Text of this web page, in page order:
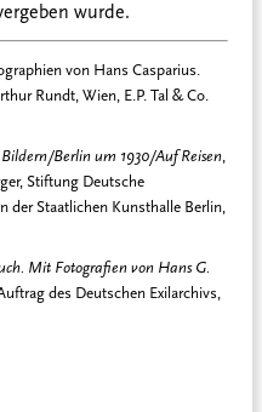
wurde.
von Hans Casparius.
Rundt, Wien, E.P. Tal & Co.
Berlin um 1930/Auf Reisen,
Stiftung Deutsche
der Staatlichen Kunsthalle Berlin,
Mit Fotografien von Hans G.
des Deutschen Exilarchivs,